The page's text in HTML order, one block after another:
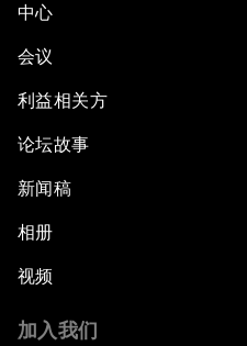
中心
会议
利益相关方
论坛故事
新闻稿
相册
视频
加入我们